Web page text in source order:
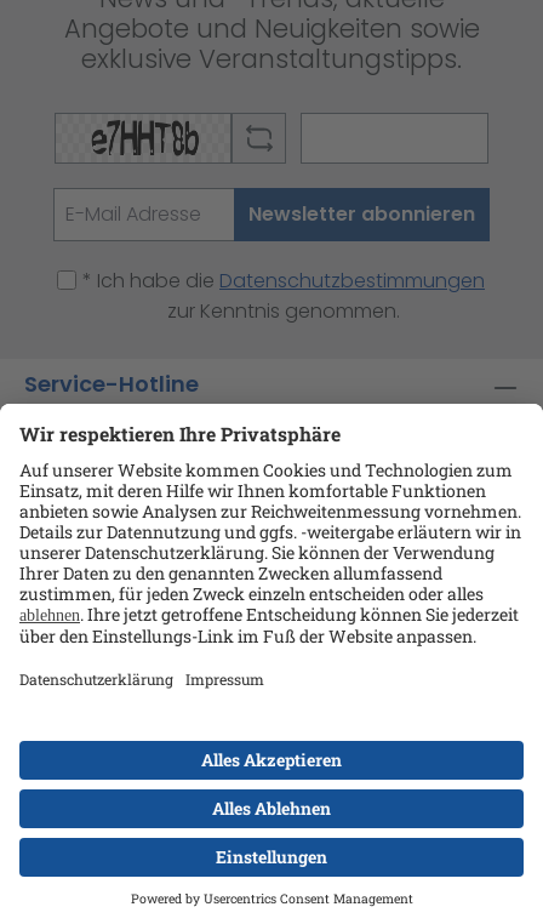
Angebote und Neuigkeiten sowie
exklusive Veranstaltungstipps.
Newsletter abonnieren
* Ich habe die Datenschutzbestimmungen
zur Kenntnis genommen.
Service-Hotline
Shop-Service
Informationen
Ansprechpartner
Kontakt
Alle Preise exkl. gesetzl. Mehrwertsteuer zzgl.
Versandkostenund ggf. Nachnahmegebühren, wenn
nicht anders angegeben.